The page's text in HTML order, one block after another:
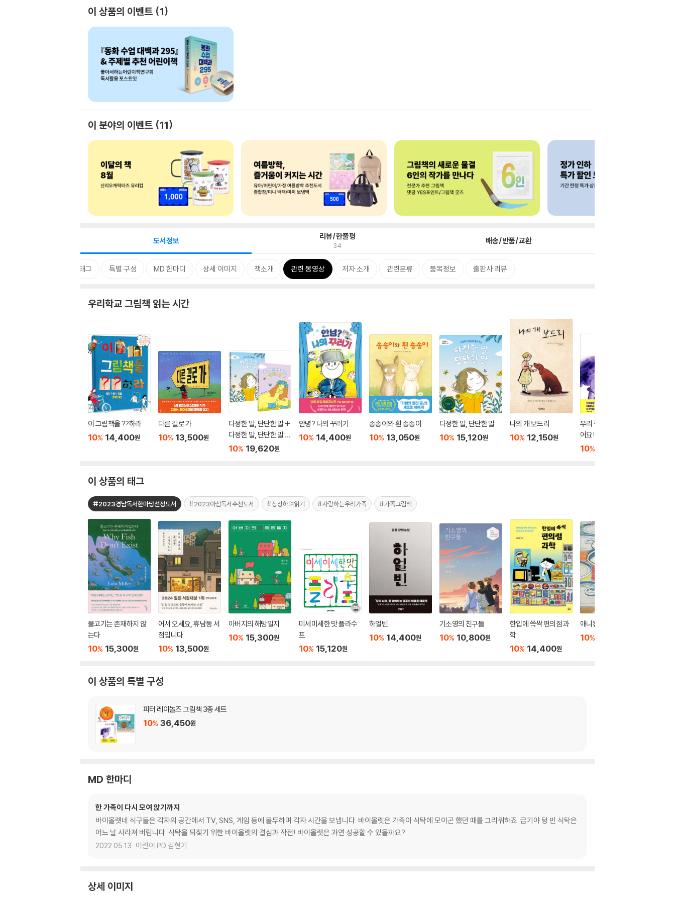
이 상품의 이벤트 1
이 분야의 이벤트 11
도서정보 리뷰/한줄평
34 배송/반품/교환
태그 특별 구성 MD 한마디 상세 이미지 책소개 관련 동영상 저자 소개 관련분류 품목정보 출판사 리뷰
우리학교 그림책 읽는 시간
이 그림책을 ??하라
10% 14,400원
다른 길로 가
10% 13,500원
다정한 말, 단단한 말 +
다정한 말, 단단한 말 따
라쓰기 세트
10% 19,620원
안녕? 나의 꾸러기
10% 14,400원
송송이와 흰 송송이
10% 13,050원
다정한 말, 단단한 말
10% 15,120원
나의 개 보드리
10% 12,150원
우리 집 식탁이 사라졌
어요!
10%
이 상품의 태그
#2023경남독서한마당선정도서 #2023아침독서추천도서 #상상하며읽기 #사랑하는우리가족 #가족그림책
물고기는 존재하지 않
는다
10% 15,300원
어서 오세요, 휴남동 서
점입니다
10% 13,500원
아버지의 해방일지
10% 15,300원
미세미세한 맛 플라수
프
10% 15,120원
하얼빈
10% 14,400원
기소영의 친구들
10% 10,800원
한입에 쓱싹 편의점 과
학
10% 14,400원
애니캔
10%
이 상품의 특별 구성
피터 레이놀즈 그림책 3종 세트
10% 36,450원
MD 한마디
한 가족이 다시 모여 앉기까지
바이올렛네 식구들은 각자의 공간에서 TV, SNS, 게임 등에 몰두하며 각자 시간을 보냅니다. 바이올렛은 가족이 식탁에 모이곤 했던 때를 그리워하죠. 급기야 텅 빈 식탁은
어느 날 사라져 버립니다. 식탁을 되찾기 위한 바이올렛의 결심과 작전! 바이올렛은 과연 성공할 수 있을까요?
2022.05.13. 어린이 PD 김현기
상세 이미지